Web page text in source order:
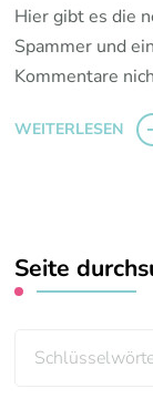
Hier gibt es die
Spammer und
Kommentare
WEITERLESEN
Seite
Suchst